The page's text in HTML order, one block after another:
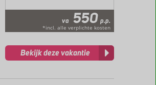
va 550 p.p.
*incl. alle verplichte kosten
Bekijk deze vakantie